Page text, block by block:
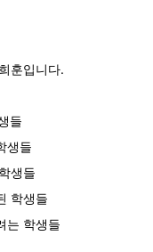
훈입니다.
들
생들
생들
학생들
는 학생들